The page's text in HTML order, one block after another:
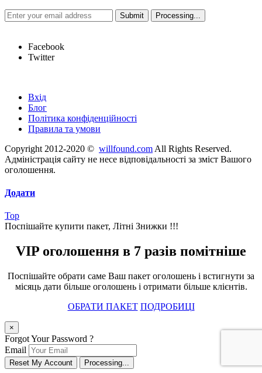
Facebook
Twitter
Вхід
Блог
Політика конфіденційності
Правила та умови
Copyright 2012-2020 © willfound.com All Rights Reserved.
Адміністрація сайту не несе відповідальності за зміст Вашого
оголошення.
Додати
Top
Поспішайте купити пакет, Літні Знижки !!!
VIP оголошення в 7 разів помітніше
Поспішайте обрати саме Ваш пакет оголошень і встигнути за
місяць дати більше оголошень і отримати більше клієнтів.
ОБРАТИ ПАКЕТ ПОДРОБИЦІ
×
Forgot Your Password ?
Email
Reset My Account Processing...